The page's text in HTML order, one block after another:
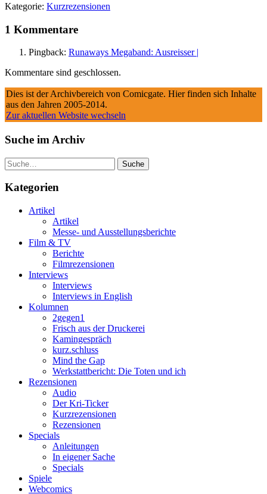
Kategorie: Kurzrezensionen
1 Kommentare
Pingback: Runaways Megaband: Ausreisser |
Kommentare sind geschlossen.
Dies ist der Archivbereich von Comicgate. Hier finden sich Inhalte
aus den Jahren 2005-2014.
Zur aktuellen Website wechseln
Suche im Archiv
Suche
Kategorien
Artikel
Artikel
Messe- und Ausstellungsberichte
Film & TV
Berichte
Filmrezensionen
Interviews
Interviews
Interviews in English
Kolumnen
2gegen1
Frisch aus der Druckerei
Kamingespräch
kurz.schluss
Mind the Gap
Werkstattbericht: Die Toten und ich
Rezensionen
Audio
Der Kri-Ticker
Kurzrezensionen
Rezensionen
Specials
Anleitungen
In eigener Sache
Specials
Spiele
Webcomics